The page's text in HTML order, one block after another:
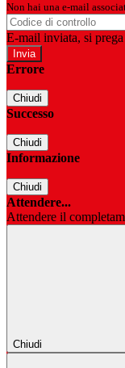
Non hai una e-mail
E-mail inviata, si
Errore
Chiudi
Successo
Chiudi
Informazione
Chiudi
Attendere...
Attendere il
Chiudi